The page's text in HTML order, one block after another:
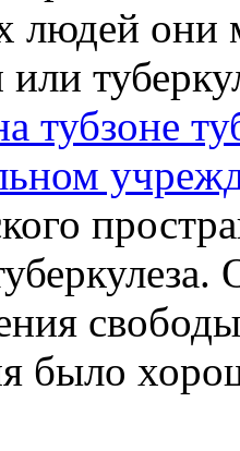
людей они
тубзоне
было